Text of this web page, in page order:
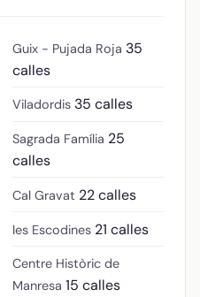
Guix - Pujada Roja 35
calles
Viladordis 35 calles
Sagrada Família 25
calles
Cal Gravat 22 calles
les Escodines 21 calles
Centre Històric de
Manresa 15 calles